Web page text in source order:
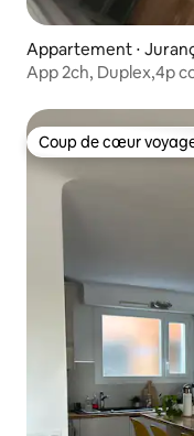
Appartement ⋅
App 2ch,
Coup de cœur
Coup de cœur